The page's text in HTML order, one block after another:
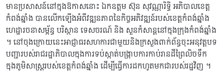
មានប្រសាសន៍នៅក្នុងឱកាសនោះ ឯកឧត្តម ស៊ុន សុវណ្ណារិទ្ធិ អភិបាលខេត្ត
កំពង់ឆ្នាំង បានលើកឡើងអំពីវឌ្ឍនភាពនៃកិច្ចអភិវឌ្ឍន៍របស់ខេត្តកំពង់ឆ្នាំង
ហេដ្ឋារចនាសម្ព័ន្ធ បរិស្ថាន ទេសចរណ៍ និង សួនកំសាន្តនៅក្នុងក្រុងកំពង់ឆ្នាំង
។ នៅចុងក្រោយនេះអាជ្ញាធរសហការជាមួយនិងក្រសួងពាក់ព័ន្ធចុះអនុវត្តបទ
បញ្ជារបស់រាជរដ្ឋាភិបាលក្នុងការទប់ស្កាត់បង្រ្កាបការកាប់រានដីព្រៃលិចទឹក
ក្នុងភូមិសាស្រ្តរបស់ខេត្តកំពង់ឆ្នាំង ដើម្បីធ្វើការដកហូតមកជារបស់រដ្ឋវិញ ។